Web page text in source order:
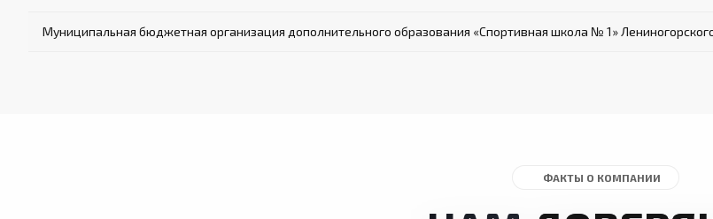
Муниципальная бюджетная организация дополнительного образования «Спортивная школа № 1»
ФАКТЫ О КОМПАНИИ